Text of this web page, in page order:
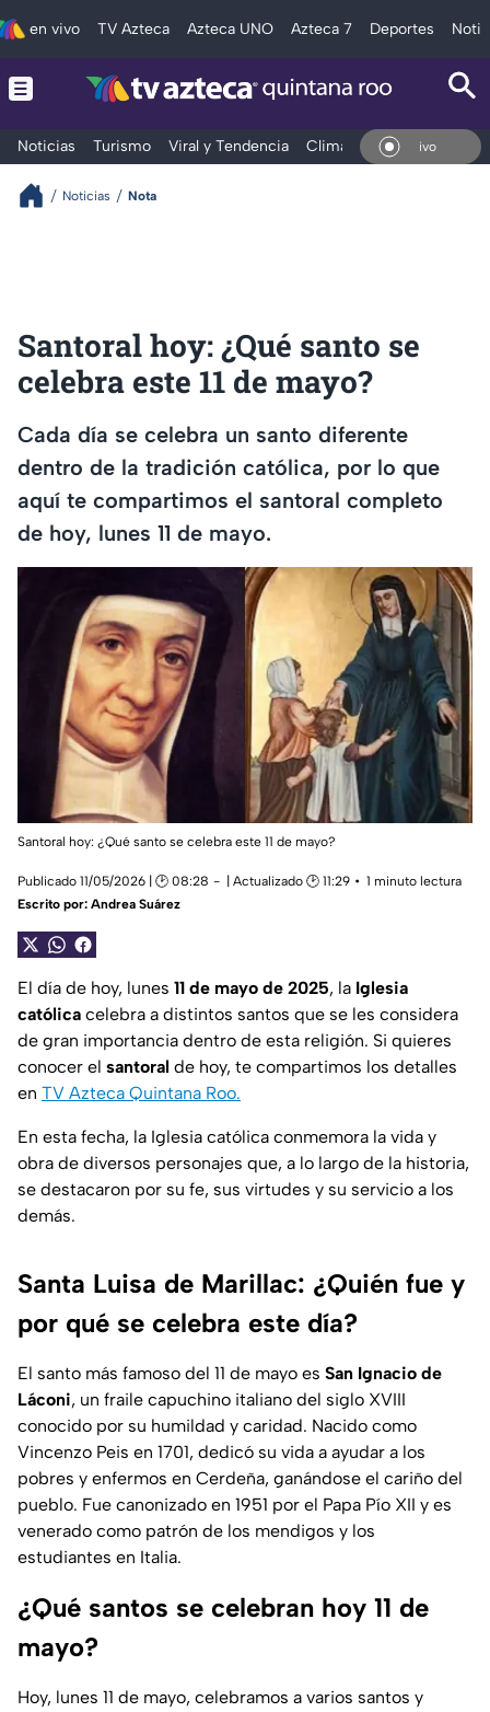
en vivo TV Azteca Azteca UNO Azteca 7 Deportes
Noticias Turismo Viral y Tendencia Clima Tráfico En
Noticias Nota
Santoral hoy: ¿Qué santo se
celebra este 11 de mayo?
Cada día se celebra un santo diferente
dentro de la tradición católica, por lo que
aquí te compartimos el santoral completo
de hoy, lunes 11 de mayo.
Santoral hoy: ¿Qué santo se celebra este 11 de mayo?
Publicado 11/05/2026 | 🕑 08:28 | Actualizado 🕑 11:29
1 minuto lectura
Escrito por: Andrea Suárez
El día de hoy, lunes 11 de mayo de 2025, la Iglesia
católica celebra a distintos santos que se les considera
de gran importancia dentro de esta religión. Si quieres
conocer el santoral de hoy, te compartimos los detalles
en TV Azteca Quintana Roo.
En esta fecha, la Iglesia católica conmemora la vida y
obra de diversos personajes que, a lo largo de la historia,
se destacaron por su fe, sus virtudes y su servicio a los
demás.
Santa Luisa de Marillac: ¿Quién fue y
por qué se celebra este día?
El santo más famoso del 11 de mayo es San Ignacio de
Láconi, un fraile capuchino italiano del siglo XVIII
conocido por su humildad y caridad. Nacido como
Vincenzo Peis en 1701, dedicó su vida a ayudar a los
pobres y enfermos en Cerdeña, ganándose el cariño del
pueblo. Fue canonizado en 1951 por el Papa Pío XII y es
venerado como patrón de los mendigos y los
estudiantes en Italia.
¿Qué santos se celebran hoy 11 de
mayo?
Hoy, lunes 11 de mayo, celebramos a varios santos y